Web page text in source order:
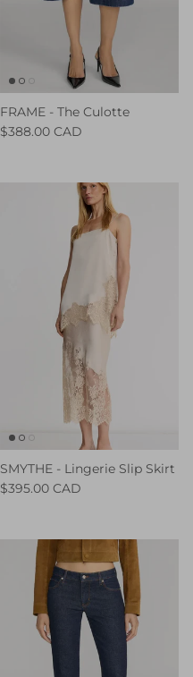
FRAME - The Culotte
$388.00 CAD
SMYTHE - Lingerie Slip Skirt
$395.00 CAD